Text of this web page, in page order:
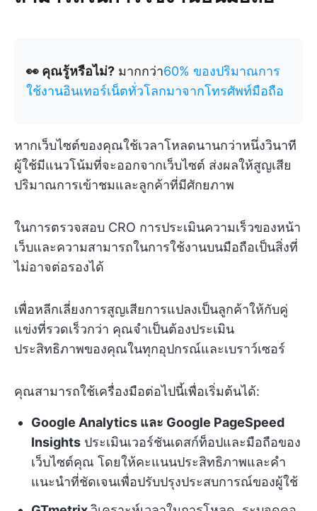
👀 คุณรู้หรือไม่? มากกว่า60% ของปริมาณการ
ใช้งานอินเทอร์เน็ตทั่วโลกมาจากโทรศัพท์มือถือ
หากเว็บไซต์ของคุณใช้เวลาโหลดนานกว่าหนึ่งวินาที
ผู้ใช้มีแนวโน้มที่จะออกจากเว็บไซต์ ส่งผลให้สูญเสีย
ปริมาณการเข้าชมและลูกค้าที่มีศักยภาพ
ในการตรวจสอบ CRO การประเมินความเร็วของหน้า
เว็บและความสามารถในการใช้งานบนมือถือเป็นสิ่งที่
ไม่อาจต่อรองได้
เพื่อหลีกเลี่ยงการสูญเสียการแปลงเป็นลูกค้าให้กับคู่
แข่งที่รวดเร็วกว่า คุณจำเป็นต้องประเมิน
ประสิทธิภาพของคุณในทุกอุปกรณ์และเบราว์เซอร์
คุณสามารถใช้เครื่องมือต่อไปนี้เพื่อเริ่มต้นได้:
Google Analytics และ Google PageSpeed
Insights ประเมินเวอร์ชันเดสก์ท็อปและมือถือของ
เว็บไซต์คุณ โดยให้คะแนนประสิทธิภาพและคำ
แนะนำที่ชัดเจนเพื่อปรับปรุงประสบการณ์ของผู้ใช้